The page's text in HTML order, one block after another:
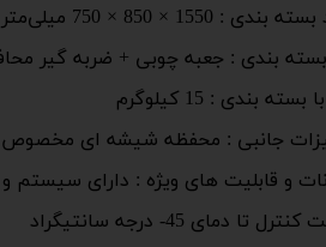
: 1550 × 850 × 750 میلی‌متر
بندی : جعبه چوبی + ضربه گیر
بندی : 15 کیلوگرم
جانبی : محفظه شیشه ای مخصوص
و قابلیت های ویژه : دارای
تا دمای 45- درجه سانتیگراد